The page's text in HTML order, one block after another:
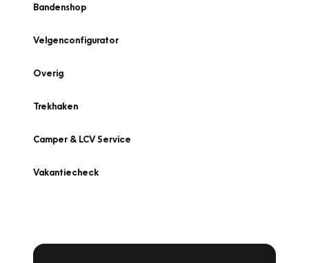
Bandenshop
Velgenconfigurator
Overig
Trekhaken
Camper & LCV Service
Vakantiecheck